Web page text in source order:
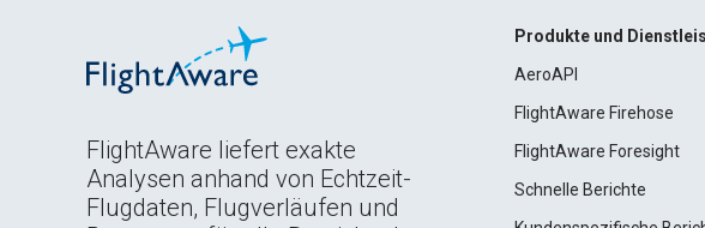
FlightAware liefert exakte
Analysen anhand von Echtzeit-
Flugdaten, Flugverläufen und
Produkte und
AeroAPI
FlightAware Firehose
FlightAware Foresight
Schnelle Berichte